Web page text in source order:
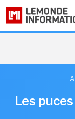
Les